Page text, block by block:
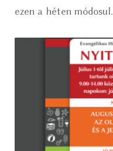
ezen a héten módosul.